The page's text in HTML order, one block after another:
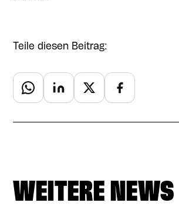
Teile diesen Beitrag:
WEITERE NEWS